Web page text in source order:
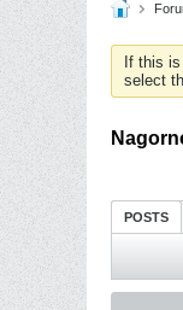
If this
select
POSTS